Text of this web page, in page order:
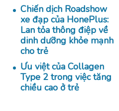
Chiến dịch Roadshow
xe đạp của HonePlus:
Lan tỏa thông điệp về
dinh dưỡng khỏe mạnh
cho trẻ
Ưu việt của Collagen
Type 2 trong việc tăng
chiều cao ở trẻ